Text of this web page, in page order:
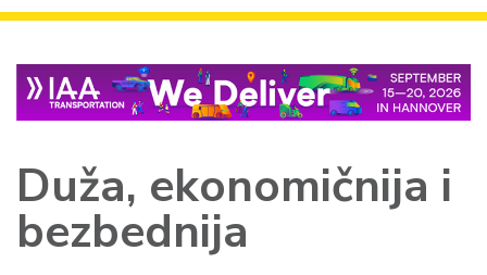
Duža, ekonomičnija i
bezbednija